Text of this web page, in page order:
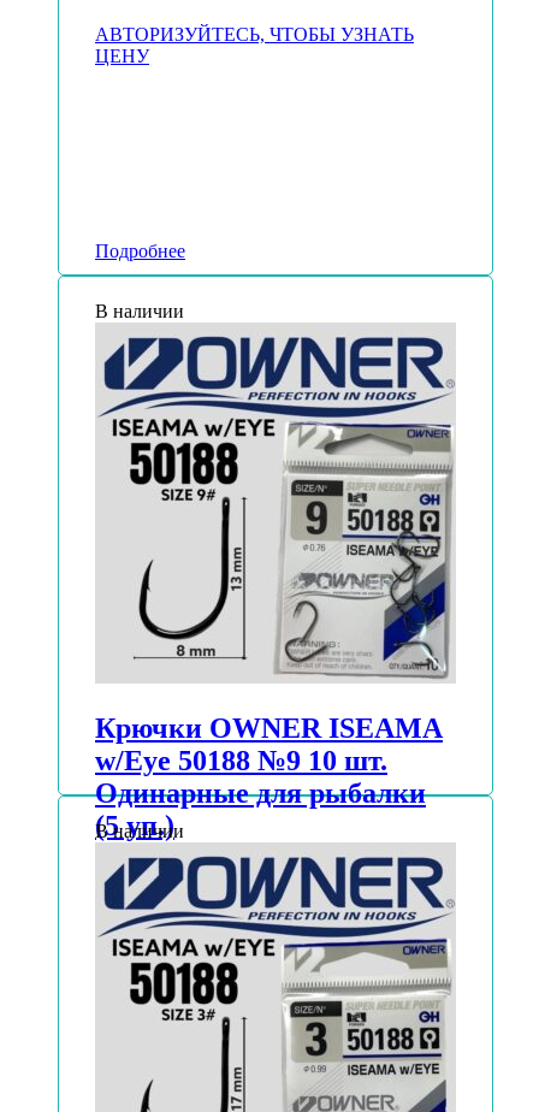
АВТОРИЗУЙТЕСЬ, ЧТОБЫ УЗНАТЬ
ЦЕНУ
Подробнее
В наличии
Крючки OWNER ISEAMA
w/Eye 50188 №9 10 шт.
Одинарные для рыбалки
(5 уп.)
АВТОРИЗУЙТЕСЬ, ЧТОБЫ УЗНАТЬ
ЦЕНУ
Подробнее
В наличии